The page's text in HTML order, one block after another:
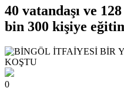
40 vatandaşı ve
bin 300 kişiye
0